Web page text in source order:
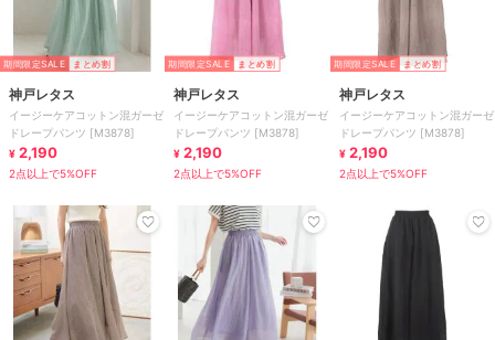
期間限定SALE まとめ割
神戸レタス
イージーケアコットン混ガーゼ
ドレープパンツ [M3878]
¥ 2,190
2点以上で5%OFF
期間限定SALE まとめ割
神戸レタス
イージーケアコットン混ガーゼ
ドレープパンツ [M3878]
¥ 2,190
2点以上で5%OFF
期間限定SALE まとめ割
神戸レタス
イージーケアコットン混ガーゼ
ドレープパンツ [M3878]
¥ 2,190
2点以上で5%OFF